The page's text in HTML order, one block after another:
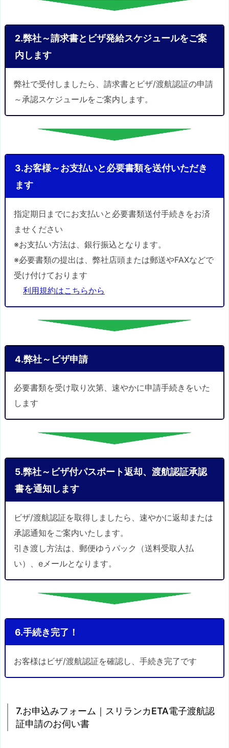
2.弊社～請求書とビザ発給スケジュールをご案
内します
弊社で受付しましたら、請求書とビザ/渡航認証の申請
～承認スケジュールをご案内します。
3.お客様～お支払いと必要書類を送付いただき
ます
指定期日までにお支払いと必要書類送付手続きをお済
ませください
※お支払い方法は、銀行振込となります。
※必要書類の提出は、弊社店頭または郵送やFAXなどで
受け付けております
利用規約はこちらから
4.弊社～ビザ申請
必要書類を受け取り次第、速やかに申請手続きをいた
します
5.弊社～ビザ付パスポート返却、渡航認証承認
書を通知します
ビザ/渡航認証を取得しましたら、速やかに返却または
承認通知をご案内いたします。
引き渡し方法は、郵便ゆうパック（送料受取人払
い）、eメールとなります。
6.手続き完了！
お客様はビザ/渡航認証を確認し、手続き完了です
7.お申込みフォーム｜スリランカETA電子渡航認
証申請のお伺い書